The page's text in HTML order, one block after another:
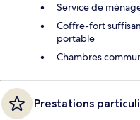
Service de
Coffre-fort
portable
Chambres
Prestations